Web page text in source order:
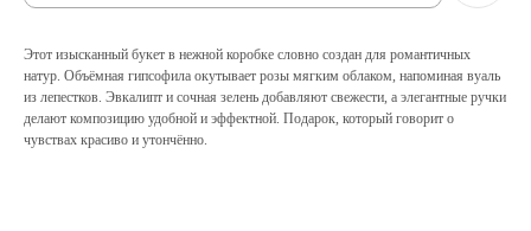
Этот изысканный букет в нежной коробке словно создан для романтичных
натур. Объёмная гипсофила окутывает розы мягким облаком, напоминая вуаль
из лепестков. Эвкалипт и сочная зелень добавляют свежести, а элегантные ручки
делают композицию удобной и эффектной. Подарок, который говорит о
чувствах красиво и утончённо.